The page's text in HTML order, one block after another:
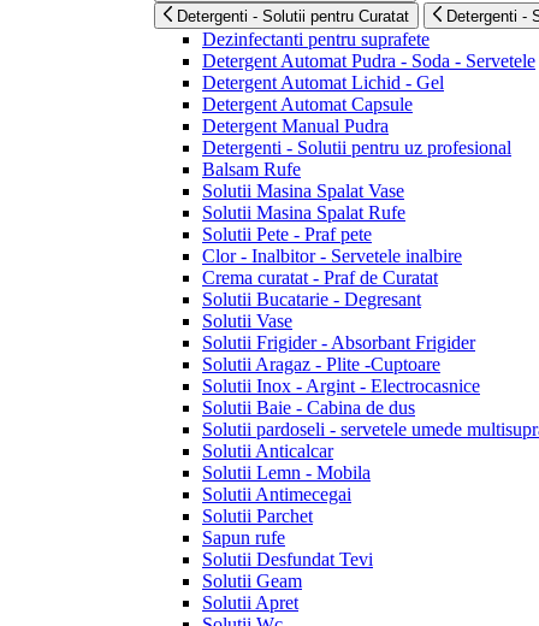
Detergenti - Solutii pentru Curatat Detergenti -
Dezinfectanti pentru suprafete
Detergent Automat Pudra - Soda - Servetele
Detergent Automat Lichid - Gel
Detergent Automat Capsule
Detergent Manual Pudra
Detergenti - Solutii pentru uz profesional
Balsam Rufe
Solutii Masina Spalat Vase
Solutii Masina Spalat Rufe
Solutii Pete - Praf pete
Clor - Inalbitor - Servetele inalbire
Crema curatat - Praf de Curatat
Solutii Bucatarie - Degresant
Solutii Vase
Solutii Frigider - Absorbant Frigider
Solutii Aragaz - Plite -Cuptoare
Solutii Inox - Argint - Electrocasnice
Solutii Baie - Cabina de dus
Solutii pardoseli - servetele umede
Solutii Anticalcar
Solutii Lemn - Mobila
Solutii Antimecegai
Solutii Parchet
Sapun rufe
Solutii Desfundat Tevi
Solutii Geam
Solutii Apret